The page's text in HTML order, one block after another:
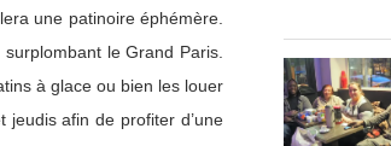
une patinoire éphémère.
le Grand Paris.
à glace ou bien les louer
afin de profiter d’une